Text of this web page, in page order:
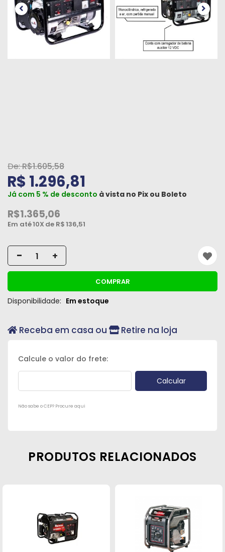
Tintas
e
Químicos
R$1.605,58
R$ 1.296,81
Já com 5 % de desconto à vista no Pix ou Boleto
R$1.365,06
Em até10X de R$136,51
- +
COMPRAR
Disponibilidade: Em estoque
Receba em casa ou Retire na loja
Não sabe o CEP? Procure aqui
PRODUTOS RELACIONADOS